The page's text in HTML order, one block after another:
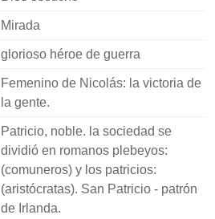
Mirada
glorioso héroe de guerra
Femenino de Nicolás: la victoria de
la gente.
Patricio, noble. la sociedad se
dividió en romanos plebeyos:
(comuneros) y los patricios:
(aristócratas). San Patricio - patrón
de Irlanda.